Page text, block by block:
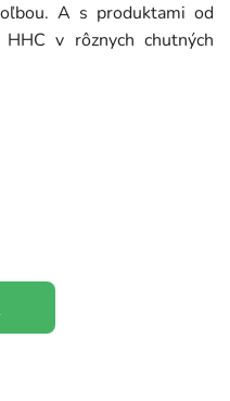
A s produktami od
v rôznych chutných